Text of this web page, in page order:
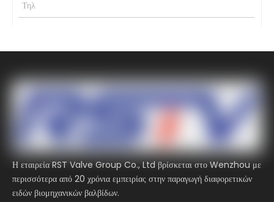
Η εταιρεία RST Valve Group Co., Ltd βρίσκεται στο Wenzhou με
περισσότερα από 20 χρόνια εμπειρίας στην παραγωγή διαφορετικών
ειδών βιομηχανικών βαλβίδων.